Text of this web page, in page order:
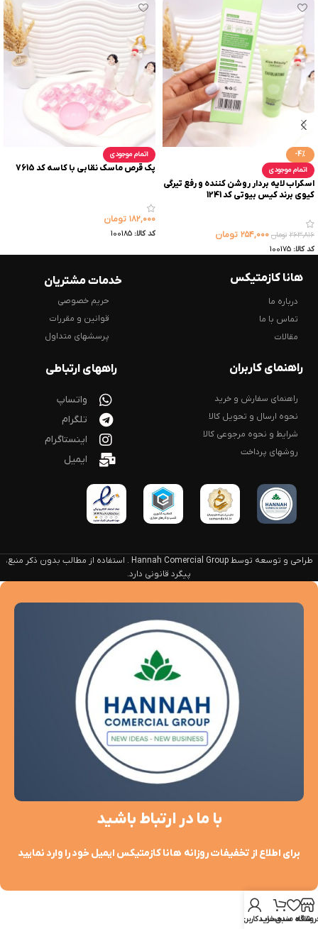
-4%
اتمام موجودی
اسکراب لایه بردار روشن کننده و رفع تیرگی
کیوی برند کیس بیوتی کد 1241
۲۶۳,۸۱۶ تومان ۲۵۴,۰۰۰ تومان
کد کالا: 100175
اتمام موجودی
پک قرص ماسک نقابی با کاسه کد 7615
۱۸۲,۰۰۰ تومان
کد کالا: 100185
هانا کازمتیکس
درباره ما
تماس با ما
مقالات
خدمات مشتریان
حریم خصوصی
قوانین و مقررات
پرسشهای متداول
راهنمای کاربران
راهنمای سفارش و خرید
نحوه ارسال و تحویل کالا
شرایط و نحوه مرجوعی کالا
روشهای پرداخت
راههای ارتباطی
واتساپ
تلگرام
اینستاگرام
ایمیل
طراحی و توسعه توسط Hannah Comercial Group . استفاده از مطالب بدون ذکر منبع،
پیگرد قانونی دارد.
با ما در ارتباط باشید
برای اطلاع از تخفیفات روزانه هانا کازمتیکس ایمیل خود را وارد نمایید
علاقه مندیسبد خرید
حساب کاربری من